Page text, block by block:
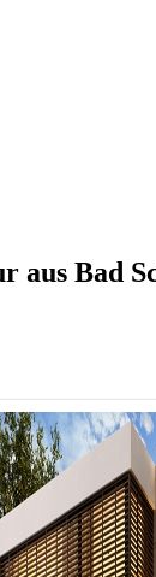
aus Bad